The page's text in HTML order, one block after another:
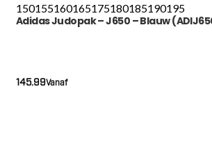
150155160165175180185190195
Adidas Judopak – J650 – Blauw
Vanaf
145.99